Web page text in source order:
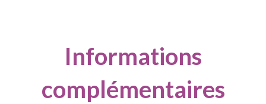
Informations
complémentaires